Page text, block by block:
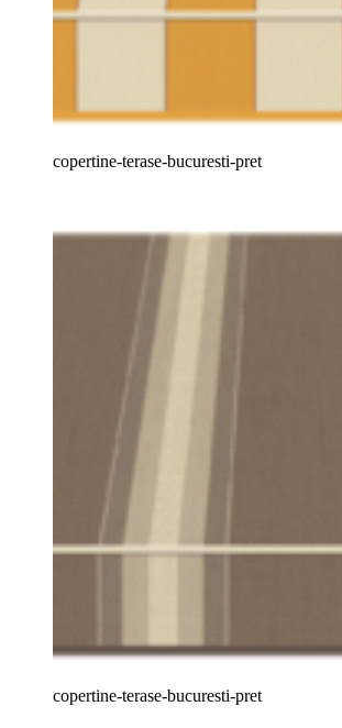
copertine-terase-bucuresti-pret
copertine-terase-bucuresti-pret